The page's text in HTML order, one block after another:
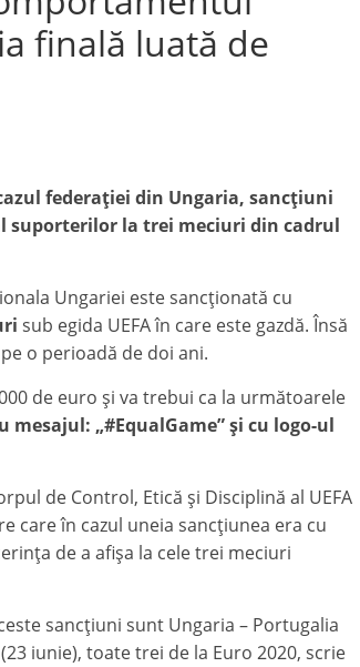
finală luată de
federaţiei din Ungaria, sancţiuni
la trei meciuri din cadrul
Ungariei este sancţionată cu
sub egida UEFA în care este gazdă. Însă
o perioadă de doi ani.
de euro şi va trebui ca la următoarele
mesajul: „#EqualGame” şi cu logo-ul
de Control, Etică şi Disciplină al UEFA
care în cazul uneia sancţiunea era cu
de a afişa la cele trei meciuri
sancţiuni sunt Ungaria – Portugalia
iunie), toate trei de la Euro 2020, scrie